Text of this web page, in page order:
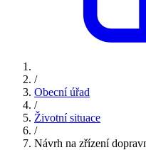
/
Obecní úřad
/
Životní situace
/
Návrh na zřízení